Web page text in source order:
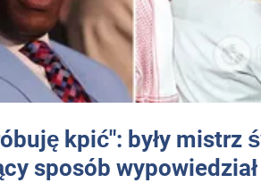
kpić": były mistrz
sposób